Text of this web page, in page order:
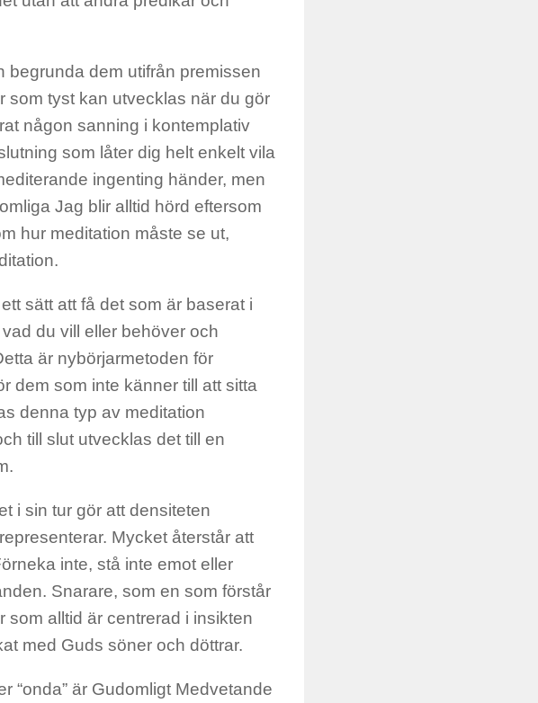
begrunda dem utifrån premissen
som tyst kan utvecklas när du gör
någon sanning i kontemplativ
som låter dig helt enkelt vila
ingenting händer, men
Jag blir alltid hörd eftersom
hur meditation måste se ut,
sätt att få det som är baserat i
du vill eller behöver och
är nybörjarmetoden för
dem som inte känner till att sitta
denna typ av meditation
till slut utvecklas det till en
i sin tur gör att densiteten
Mycket återstår att
inte, stå inte emot eller
Snarare, som en som förstår
alltid är centrerad i insikten
med Guds söner och döttrar.
“onda” är Gudomligt Medvetande